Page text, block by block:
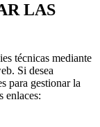
LAS
técnicas mediante
Si desea
para gestionar la
enlaces: